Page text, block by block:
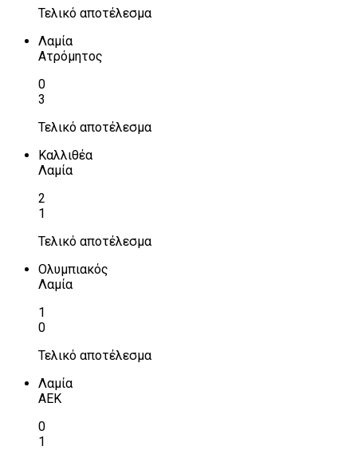
Τελικό αποτέλεσμα
Λαμία
Ατρόμητος
0
3
Τελικό αποτέλεσμα
Καλλιθέα
Λαμία
2
1
Τελικό αποτέλεσμα
Ολυμπιακός
Λαμία
1
0
Τελικό αποτέλεσμα
Λαμία
ΑΕΚ
0
1